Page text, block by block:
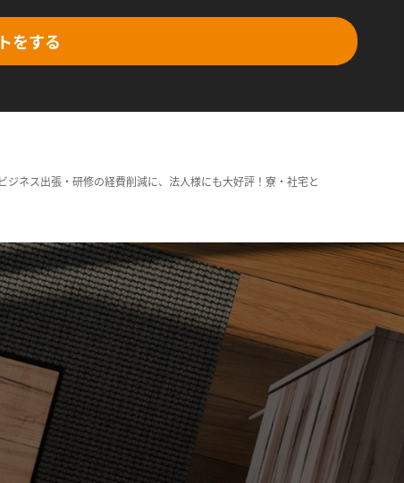
をする
ネス出張・研修の経費削減に、法人様にも大好評！寮・社宅と